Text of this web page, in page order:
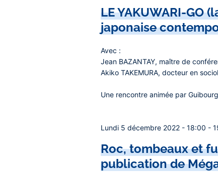
LE YAKUWARI-GO
japonaise
Avec :
Jean BAZANTAY, maître de
Akiko TAKEMURA, docteur en
Une rencontre animée par
Lundi 5 décembre 2022 - 18:00 -
Roc, tombeaux et
publication de